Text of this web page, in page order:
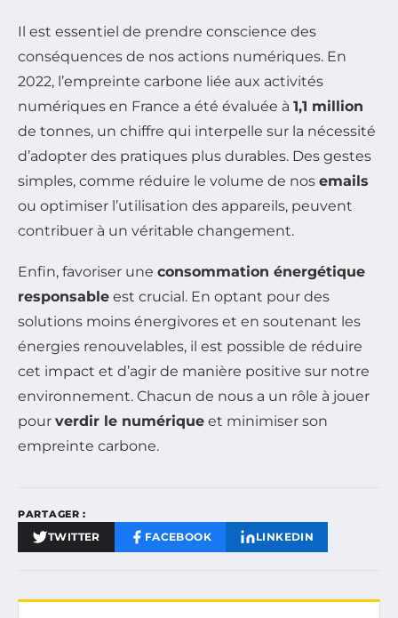
Il est essentiel de prendre conscience des
conséquences de nos actions numériques. En
2022, l’empreinte carbone liée aux activités
numériques en France a été évaluée à 1,1 million
de tonnes, un chiffre qui interpelle sur la nécessité
d’adopter des pratiques plus durables. Des gestes
simples, comme réduire le volume de nos emails
ou optimiser l’utilisation des appareils, peuvent
contribuer à un véritable changement.
Enfin, favoriser une consommation énergétique
responsable est crucial. En optant pour des
solutions moins énergivores et en soutenant les
énergies renouvelables, il est possible de réduire
cet impact et d’agir de manière positive sur notre
environnement. Chacun de nous a un rôle à jouer
pour verdir le numérique et minimiser son
empreinte carbone.
PARTAGER :
TWITTER FACEBOOK LINKEDIN